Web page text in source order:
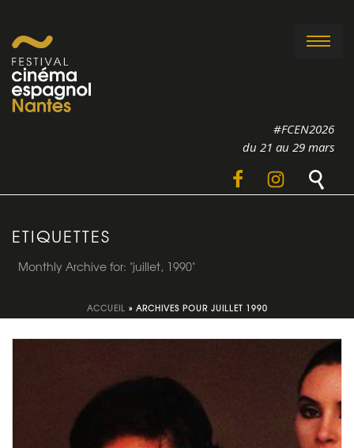
#FCEN2026
du 21 au 29 mars
ETIQUETTES
Monthly Archive for: "juillet, 1990"
ACCUEIL » ARCHIVES POUR JUILLET 1990